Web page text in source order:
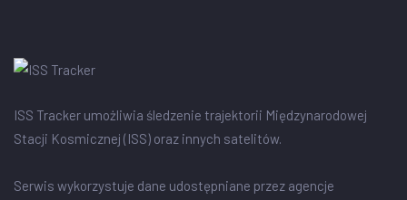
ISS Tracker umożliwia śledzenie trajektorii Międzynarodowej
Stacji Kosmicznej (ISS) oraz innych satelitów.
Serwis wykorzystuje dane udostępniane przez agencje